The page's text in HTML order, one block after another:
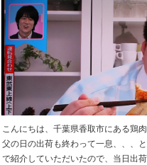
こんにちは、千葉県香取市にある鶏
父の日の出荷も終わって一息、、、
で紹介していただいたので、当日出